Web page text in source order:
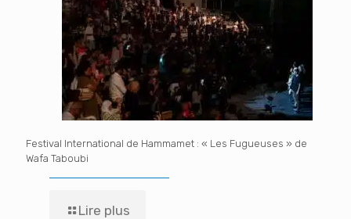
Festival International de Hammamet : « Les Fugueuses » de
Wafa Taboubi
Lire plus